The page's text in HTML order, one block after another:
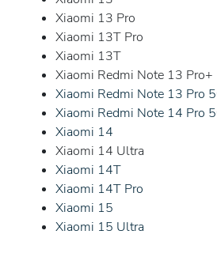
Xiaomi 13 Pro
Xiaomi 13T Pro
Xiaomi 13T
Xiaomi Redmi Note 13 Pro+
Xiaomi Redmi Note 13 Pro
Xiaomi Redmi Note 14 Pro
Xiaomi 14
Xiaomi 14 Ultra
Xiaomi 14T
Xiaomi 14T Pro
Xiaomi 15
Xiaomi 15 Ultra